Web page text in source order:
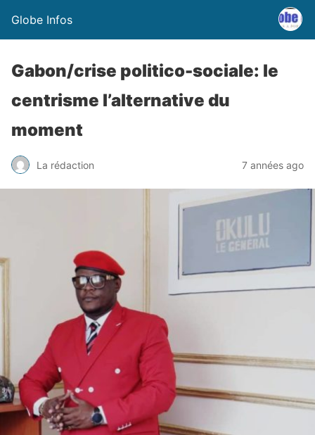
Globe Infos
Gabon/crise politico-sociale: le
centrisme l’alternative du
moment
La rédaction 7 années ago